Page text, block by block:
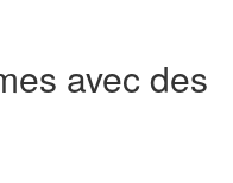
avec des